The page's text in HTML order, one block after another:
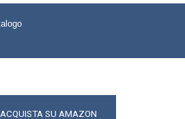
ACQUISTA SU AMAZON